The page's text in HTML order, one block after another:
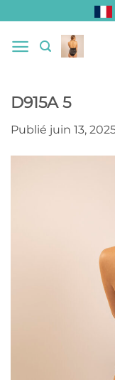
au
contenu
D915A 5
Publié juin 13,